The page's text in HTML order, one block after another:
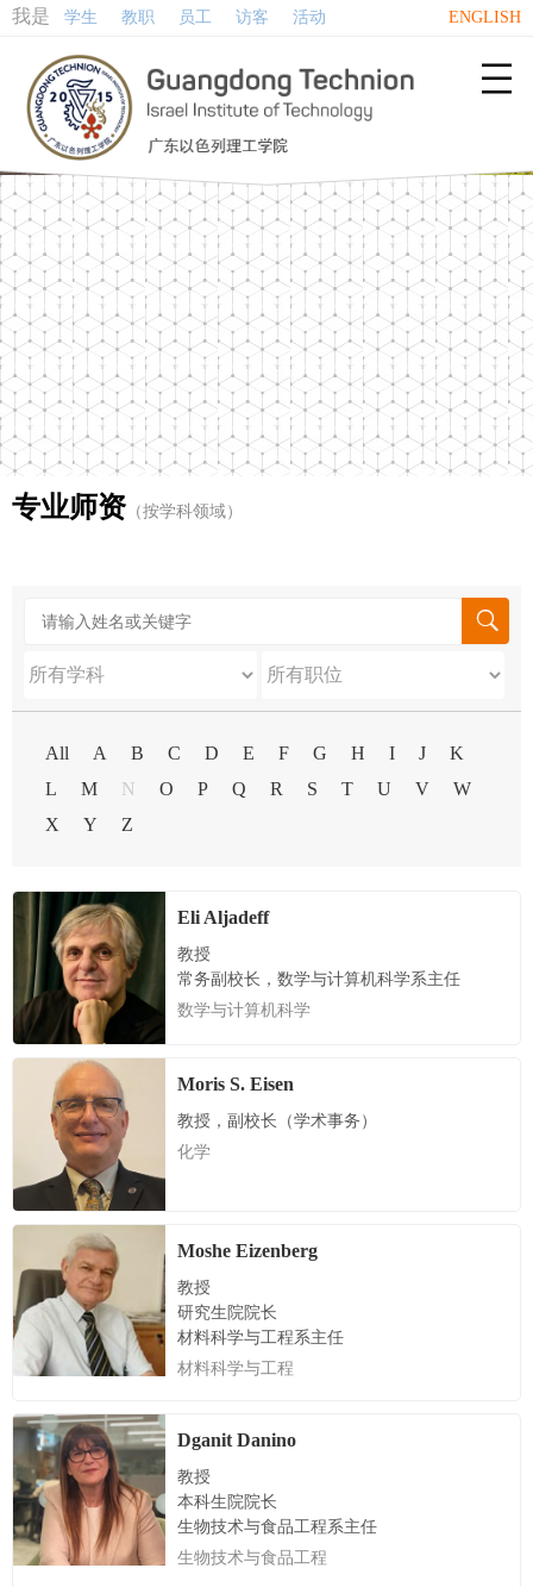
我是 学生 教职 员工 访客 活动 ENGLISH

专业师资 （按学科领域）

All A B C D E F G H I J
K
L
M N O P Q R S T U V
W
X
Y Z
Eli Aljadeff
教授
常务副校长，数学与计算机科学系主任
数学与计算机科学
Moris S. Eisen
教授，副校长（学术事务）
化学
Moshe Eizenberg
教授
研究生院院长
材料科学与工程系主任
材料科学与工程
Dganit Danino
教授
本科生院院长
生物技术与食品工程系主任
生物技术与食品工程